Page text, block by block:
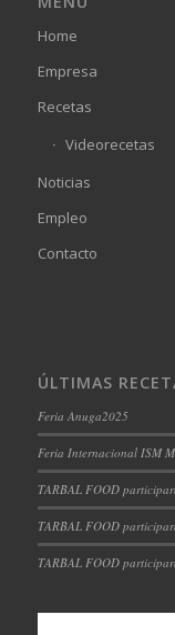
Home
Empresa
Recetas
Videorecetas
Noticias
Empleo
Contacto
ÚLTIMAS
Feria Anuga2025
Feria Internacional ISM
TARBAL FOOD
TARBAL FOOD
TARBAL FOOD